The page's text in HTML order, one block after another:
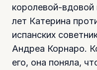
королевой-
лет Катерина
испанских
Андреа Корнаро.
его, она поняла,